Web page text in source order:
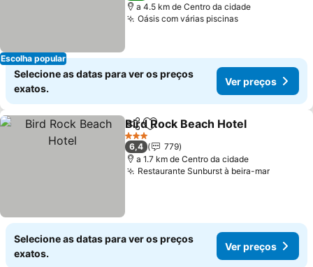
Escolha popular
a 4.5 km de Centro da cidade
Oásis com várias piscinasVer preços
Selecione as datas para ver os preços
exatos.
Ver preços
PartilharAdicionar aos favoritos
Bird Rock Beach Hotel
3 Estrelas
6,4
779
a 1.7 km de Centro da cidade
Restaurante Sunburst à beira-marVer
Selecione as datas para ver os preços
exatos.
Ver preços